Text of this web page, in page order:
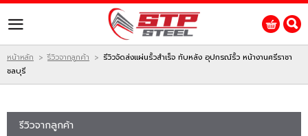
ไทย | English
Login Register
สินค้าที่สนใจ
หน้าหลัก > รีวิวจากลูกค้า > รีวิวจัดส่งแผ่นรั้วสำเร็จ ทับหลัง อุปกรณ์รั้ว หน้างานศรีราชา
ชลบุรี
รีวิวจากลูกค้า